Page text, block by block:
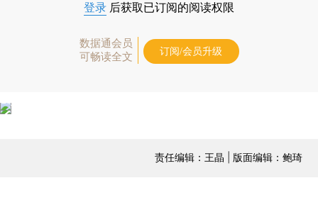
登录 后获取已订阅的阅读权限
数据通会员
可畅读全文
订阅/会员升级
责任编辑：王晶 | 版面编辑：鲍琦